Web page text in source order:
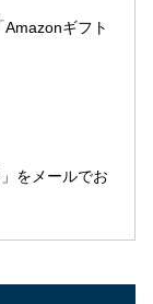
ギフト
をメールでお